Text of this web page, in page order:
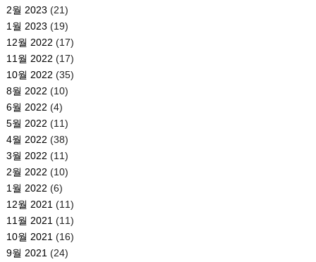
2월 2023 (21)
1월 2023 (19)
12월 2022 (17)
11월 2022 (17)
10월 2022 (35)
8월 2022 (10)
6월 2022 (4)
5월 2022 (11)
4월 2022 (38)
3월 2022 (11)
2월 2022 (10)
1월 2022 (6)
12월 2021 (11)
11월 2021 (11)
10월 2021 (16)
9월 2021 (24)